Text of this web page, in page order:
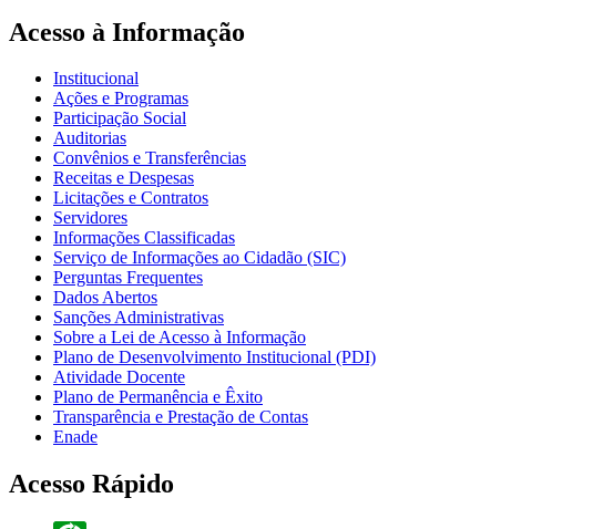
Acesso à Informação
Institucional
Ações e Programas
Participação Social
Auditorias
Convênios e Transferências
Receitas e Despesas
Licitações e Contratos
Servidores
Informações Classificadas
Serviço de Informações ao Cidadão (SIC)
Perguntas Frequentes
Dados Abertos
Sanções Administrativas
Sobre a Lei de Acesso à Informação
Plano de Desenvolvimento Institucional (PDI)
Atividade Docente
Plano de Permanência e Êxito
Transparência e Prestação de Contas
Enade
Acesso Rápido